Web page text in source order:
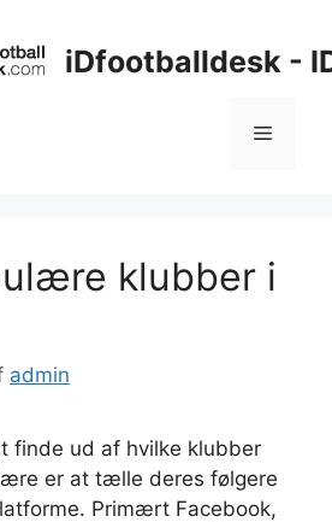
iDfootballdesk -
Menu
klubber i
admin
finde ud af hvilke klubber
er at tælle deres følgere
Primært Facebook,